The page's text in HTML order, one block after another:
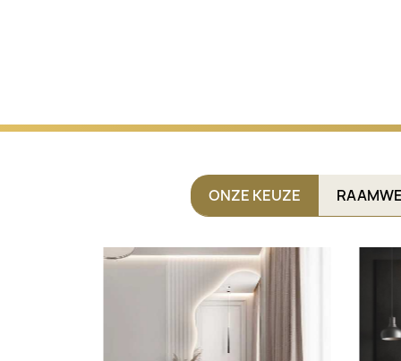
ONZE KEUZE